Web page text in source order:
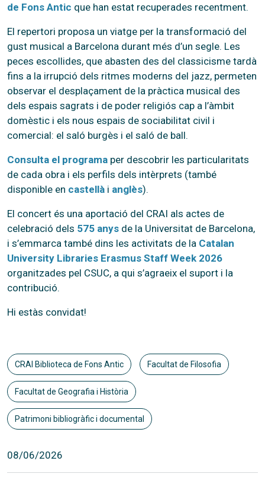
de Fons Antic que han estat recuperades recentment.
El repertori proposa un viatge per la transformació del
gust musical a Barcelona durant més d’un segle. Les
peces escollides, que abasten des del classicisme tardà
fins a la irrupció dels ritmes moderns del jazz, permeten
observar el desplaçament de la pràctica musical des
dels espais sagrats i de poder religiós cap a l’àmbit
domèstic i els nous espais de sociabilitat civil i
comercial: el saló burgès i el saló de ball.
Consulta el programa per descobrir les particularitats
de cada obra i els perfils dels intèrprets (també
disponible en castellà i anglès).
El concert és una aportació del CRAI als actes de
celebració dels 575 anys de la Universitat de Barcelona,
i s’emmarca també dins les activitats de la Catalan
University Libraries Erasmus Staff Week 2026
organitzades pel CSUC, a qui s’agraeix el suport i la
contribució.
Hi estàs convidat!
CRAI Biblioteca de Fons Antic Facultat de Filosofia
Facultat de Geografia i Història
Patrimoni bibliogràfic i documental
08/06/2026